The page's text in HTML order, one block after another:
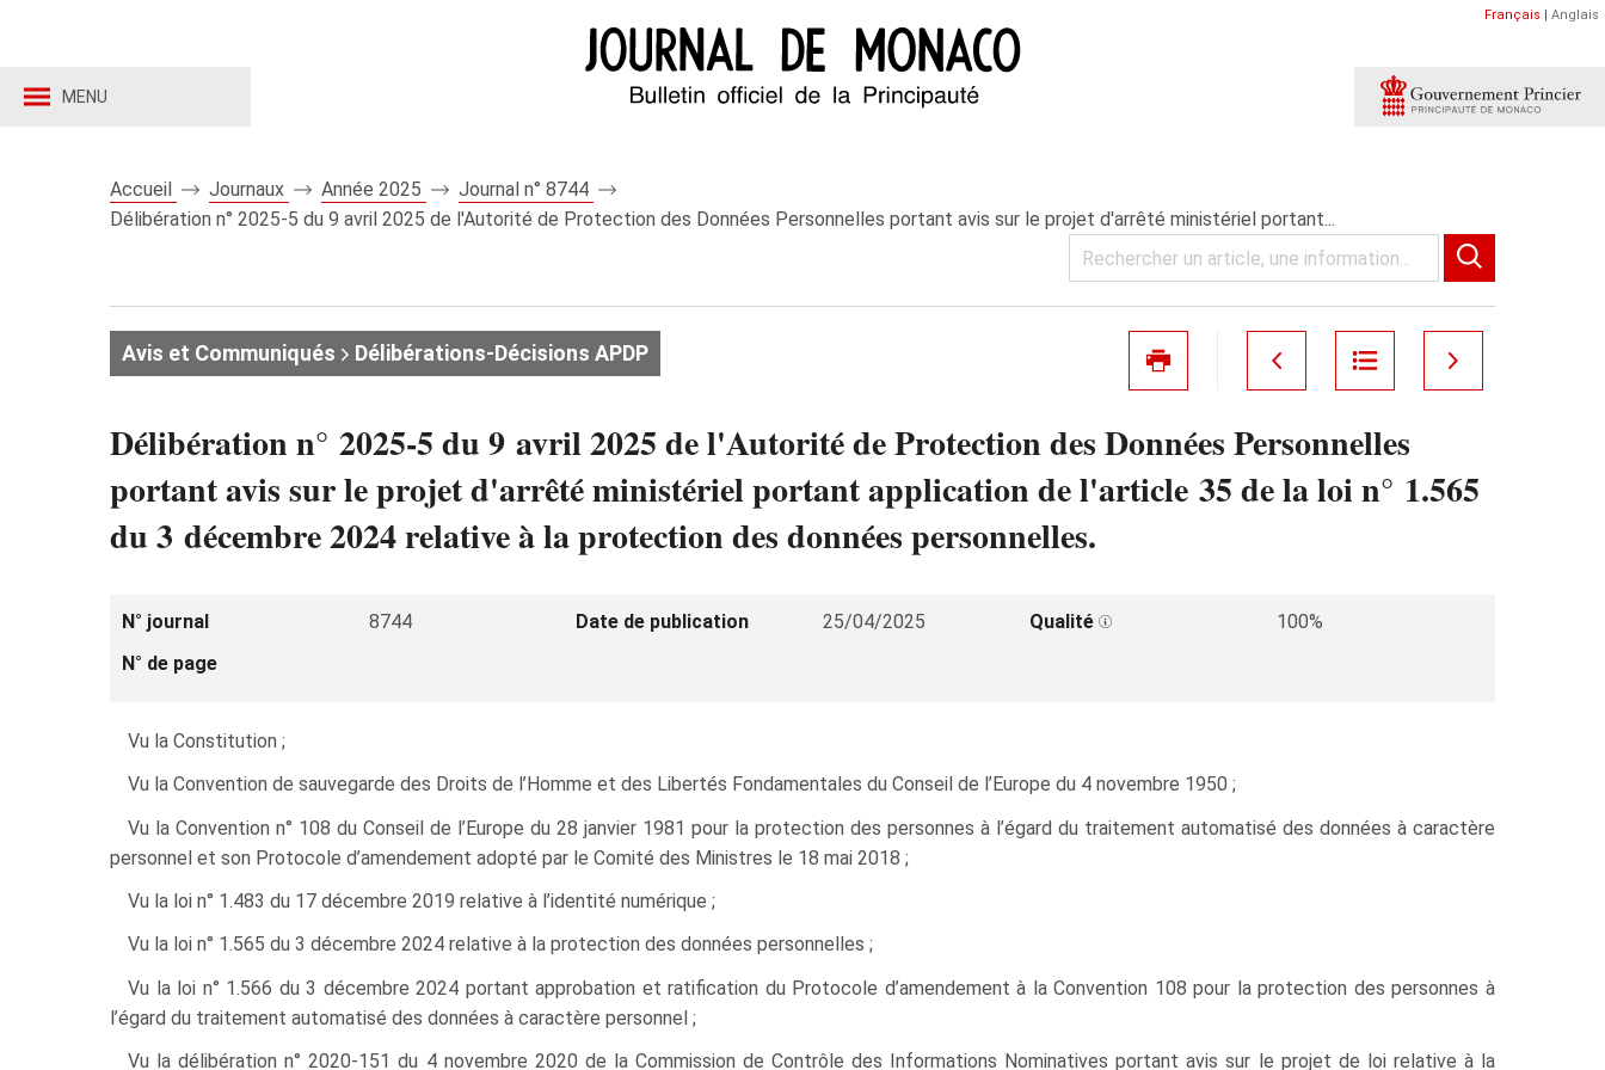
MENU
Français | Anglais
Accueil Journaux Année 2025
Journal n° 8744
Délibération n° 2025‑5 du 9 avril 2025 de l'Autorité de Protection des Données Personnelles portant avis sur le projet d'arrêté ministériel portant...
Avis et Communiqués Délibérations-Décisions APDP
Délibération n° 2025‑5 du 9 avril 2025 de l'Autorité de Protection des Données Personnelles
portant avis sur le projet d'arrêté ministériel portant application de l'article 35 de la loi n° 1.565
du 3 décembre 2024 relative à la protection des données personnelles.
N° journal 8744 Date de publication 25/04/2025 Qualité
100%
N° de page
Vu la Constitution ;
Vu la Convention de sauvegarde des Droits de l’Homme et des Libertés Fondamentales du Conseil de l’Europe du 4 novembre 1950 ;
Vu la Convention n° 108 du Conseil de l’Europe du 28 janvier 1981 pour la protection des personnes à l’égard du traitement automatisé des données à caractère
personnel et son Protocole d’amendement adopté par le Comité des Ministres le 18 mai 2018 ;
Vu la loi n° 1.483 du 17 décembre 2019 relative à l’identité numérique ;
Vu la loi n° 1.565 du 3 décembre 2024 relative à la protection des données personnelles ;
Vu la loi n° 1.566 du 3 décembre 2024 portant approbation et ratification du Protocole d’amendement à la Convention 108 pour la protection des personnes à
l’égard du traitement automatisé des données à caractère personnel ;
Vu la délibération n° 2020‑151 du 4 novembre 2020 de la Commission de Contrôle des Informations Nominatives portant avis sur le projet de loi relative à la